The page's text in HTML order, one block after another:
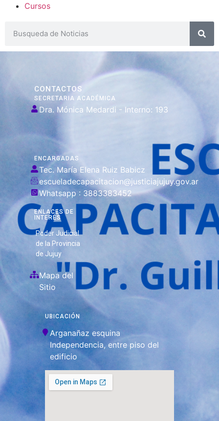
Cursos
CONTACTOS
SECRETARIA ACADÉMICA
Dra. Mónica Medardi - Interno: 193
ENCARGADAS
Tec. María Elena Ruiz Babicz
escueladecapacitacion@justiciajujuy.gov.ar
Whatsapp : 3883383452
ENLACES DE
INTERÉS
Poder Judicial
de la Provincia
de Jujuy
Mapa del
Sitio
UBICACIÓN
Arganañaz esquina
Independencia, entre piso del
edificio